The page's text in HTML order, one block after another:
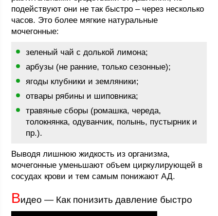
подействуют они не так быстро – через несколько
часов. Это более мягкие натуральные
мочегонные:
зеленый чай с долькой лимона;
арбузы (не ранние, только сезонные);
ягоды клубники и земляники;
отвары рябины и шиповника;
травяные сборы (ромашка, череда,
толокнянка, одуванчик, полынь, пустырник и
пр.).
Выводя лишнюю жидкость из организма,
мочегонные уменьшают объем циркулирующей в
сосудах крови и тем самым понижают АД.
Видео — Как понизить давление быстро